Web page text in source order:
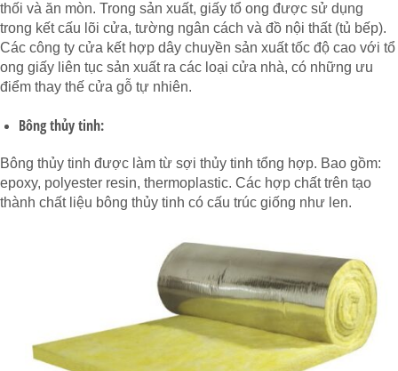
thối và ăn mòn. Trong sản xuất, giấy tổ ong được sử dụng
trong kết cấu lõi cửa, tường ngân cách và đồ nội thất (tủ bếp).
Các công ty cửa kết hợp dây chuyền sản xuất tốc độ cao với tổ
ong giấy liên tục sản xuất ra các loại cửa nhà, có những ưu
điểm thay thế cửa gỗ tự nhiên.
Bông thủy tinh:
Bông thủy tinh được làm từ sợi thủy tinh tổng hợp. Bao gồm:
epoxy, polyester resin, thermoplastic. Các hợp chất trên tạo
thành chất liệu bông thủy tinh có cấu trúc giống như len.